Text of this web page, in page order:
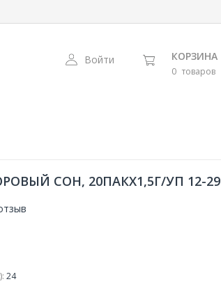
Войти КОРЗИНА
0 товаров
СОН, 20ПАКX1,5Г/УП 12-29
24